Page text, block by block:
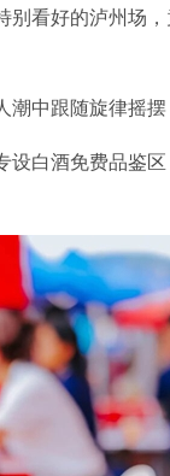
看好的泸州场，
中跟随旋律摇摆
白酒免费品鉴区